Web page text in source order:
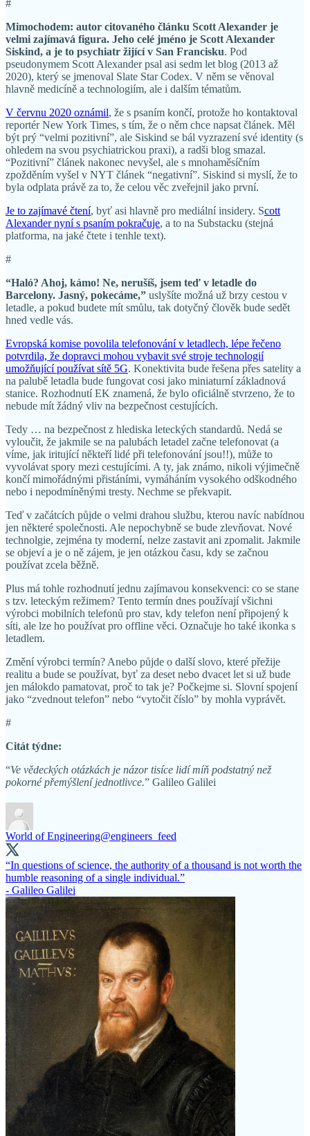
#
Mimochodem: autor citovaného článku Scott Alexander je
velmi zajímavá figura. Jeho celé jméno je Scott Alexander
Siskind, a je to psychiatr žijící v San Francisku. Pod
pseudonymem Scott Alexander psal asi sedm let blog (2013 až
2020), který se jmenoval Slate Star Codex. V něm se věnoval
hlavně medicíně a technologiím, ale i dalším tématům.
V červnu 2020 oznámil, že s psaním končí, protože ho kontaktoval
reportér New York Times, s tím, že o něm chce napsat článek. Měl
být prý “velmi pozitivní”, ale Siskind se bál vyzrazení své identity (s
ohledem na svou psychiatrickou praxi), a radši blog smazal.
“Pozitivní” článek nakonec nevyšel, ale s mnohaměsíčním
zpožděním vyšel v NYT článek “negativní”. Siskind si myslí, že to
byla odplata právě za to, že celou věc zveřejnil jako první.
Je to zajímavé čtení, byť asi hlavně pro mediální insidery. Scott
Alexander nyní s psaním pokračuje, a to na Substacku (stejná
platforma, na jaké čtete i tenhle text).
#
“Haló? Ahoj, kámo! Ne, nerušíš, jsem teď v letadle do
Barcelony. Jasný, pokecáme,” uslyšíte možná už brzy cestou v
letadle, a pokud budete mít smůlu, tak dotyčný člověk bude sedět
hned vedle vás.
Evropská komise povolila telefonování v letadlech, lépe řečeno
potvrdila, že dopravci mohou vybavit své stroje technologií
umožňující používat sítě 5G. Konektivita bude řešena přes satelity a
na palubě letadla bude fungovat cosi jako miniaturní základnová
stanice. Rozhodnutí EK znamená, že bylo oficiálně stvrzeno, že to
nebude mít žádný vliv na bezpečnost cestujících.
Tedy … na bezpečnost z hlediska leteckých standardů. Nedá se
vyloučit, že jakmile se na palubách letadel začne telefonovat (a
víme, jak iritující někteří lidé při telefonování jsou!!), může to
vyvolávat spory mezi cestujícími. A ty, jak známo, nikoli výjimečně
končí mimořádnými přistáními, vymáháním vysokého odškodného
nebo i nepodmíněnými tresty. Nechme se překvapit.
Teď v začátcích půjde o velmi drahou službu, kterou navíc nabídnou
jen některé společnosti. Ale nepochybně se bude zlevňovat. Nové
technolgie, zejména ty moderní, nelze zastavit ani zpomalit. Jakmile
se objeví a je o ně zájem, je jen otázkou času, kdy se začnou
používat zcela běžně.
Plus má tohle rozhodnutí jednu zajímavou konsekvenci: co se stane
s tzv. leteckým režimem? Tento termín dnes používají všichni
výrobci mobilních telefonů pro stav, kdy telefon není připojený k
síti, ale lze ho používat pro offline věci. Označuje ho také ikonka s
letadlem.
Změní výrobci termín? Anebo půjde o další slovo, které přežije
realitu a bude se používat, byť za deset nebo dvacet let si už bude
jen málokdo pamatovat, proč to tak je? Počkejme si. Slovní spojení
jako “zvednout telefon” nebo “vytočit číslo” by mohla vyprávět.
#
Citát týdne:
“Ve vědeckých otázkách je názor tisíce lidí míň podstatný než
pokorné přemýšlení jednotlivce.” Galileo Galilei
World of Engineering@engineers_feed
“In questions of science, the authority of a thousand is not worth the
humble reasoning of a single individual.”
- Galileo Galilei